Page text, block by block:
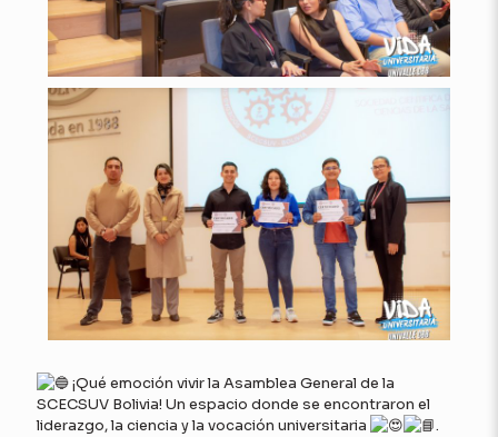
¡Qué emoción vivir la Asamblea General de la
SCECSUV Bolivia! Un espacio donde se encontraron el
liderazgo, la ciencia y la vocación universitaria
.